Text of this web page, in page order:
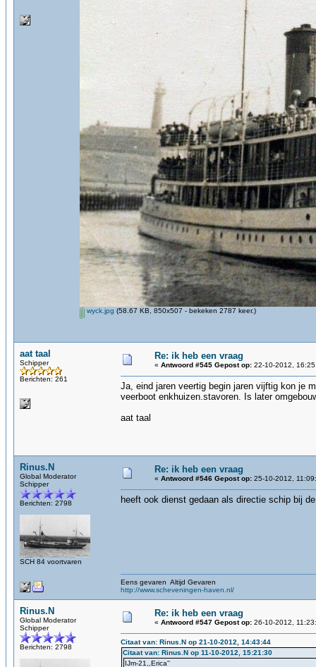
wyck.jpg (58.67 KB, 850x507 - bekeken 2787 keer.)
aat taal
Schipper
Berichten: 261
Re: ik heb een vraag
« Antwoord #545 Gepost op: 22-10-2012,
Ja, eind jaren veertig begin jaren vijftig kon je
veerboot enkhuizen.stavoren. Is later
aat taal
Rinus.N
Global Moderator
Schipper
Berichten: 2798
SCH 84 voortvaren
Re: ik heb een vraag
« Antwoord #546 Gepost op: 25-10-2012,
heeft ook dienst gedaan als directie schip bij
Eens gevaren Altijd Gevaren
http://www.scheveningen-haven.nl/
Rinus.N
Global Moderator
Schipper
Berichten: 2798
Re: ik heb een vraag
« Antwoord #547 Gepost op: 26-10-2012,
Citaat van: Rinus.N op 21-10-2012, 14:43:44
Citaat van: Rinus.N op 11-10-2012, 15:21:30
IJm-21,,Erica''